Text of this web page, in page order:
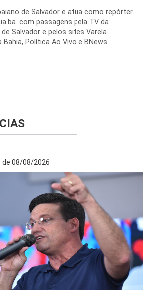
de Salvador e atua como repórter
com passagens pela TV da
de Salvador e pelos sites Varela
Bahia, Política Ao Vivo e BNews.
de 08/08/2026